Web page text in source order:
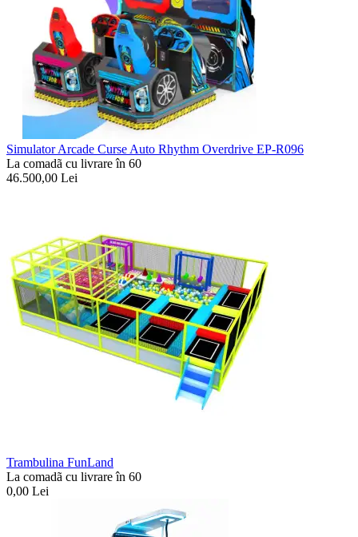
Simulator Arcade Curse Auto Rhythm Overdrive EP-R096
La comadã cu livrare în 60
46.500,00 Lei
Trambulina FunLand
La comadã cu livrare în 60
0,00 Lei